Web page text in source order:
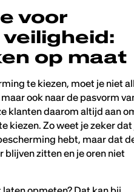
voor
op maat
te kiezen, moet je niet
ook naar de pasvorm
klanten daarom altijd aan
kiezen. Zo weet je zeker dat
hebt, maar dat
blijven zitten en je oren niet